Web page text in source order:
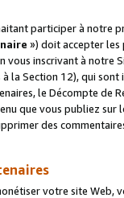
participer à notre
») doit accepter les
vous inscrivant à notre
la Section 12), qui
le Décompte de
que vous publiez
des
votre site Web,